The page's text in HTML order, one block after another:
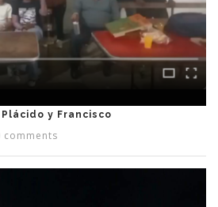
y Francisco
comments